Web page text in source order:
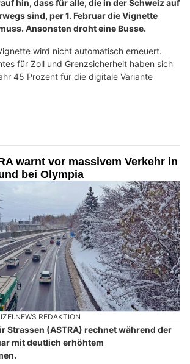
hin, dass für alle, die in der Schweiz auf
sind, per 1. Februar die Vignette
Ansonsten droht eine Busse.
wird nicht automatisch erneuert.
für Zoll und Grenzsicherheit haben sich
45 Prozent für die digitale Variante
warnt vor massivem Verkehr in
bei Olympia
REDAKTION
Strassen (ASTRA) rechnet während der
mit deutlich erhöhtem